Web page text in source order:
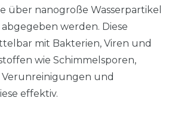
über nanogroße Wasserpartikel
werden. Diese
mit Bakterien, Viren und
wie Schimmelsporen,
und
effektiv.